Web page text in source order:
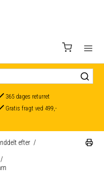
365 dages returret
Gratis fragt ved 499,-
efter /
/